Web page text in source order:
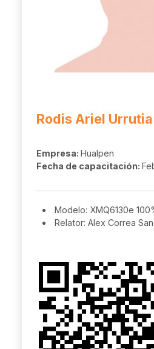
Rodis Ariel
Empresa: Hualpen
Fecha de capacitación:
Modelo: XMQ6130e
Relator: Alex Correa